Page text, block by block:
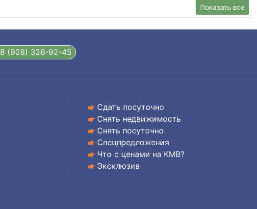
Показать все
8 (928) 326-92-45
Сдать посуточно
Снять недвижимость
Снять посуточно
Спецпредложения
Что с ценами на КМВ?
Эксклюзив